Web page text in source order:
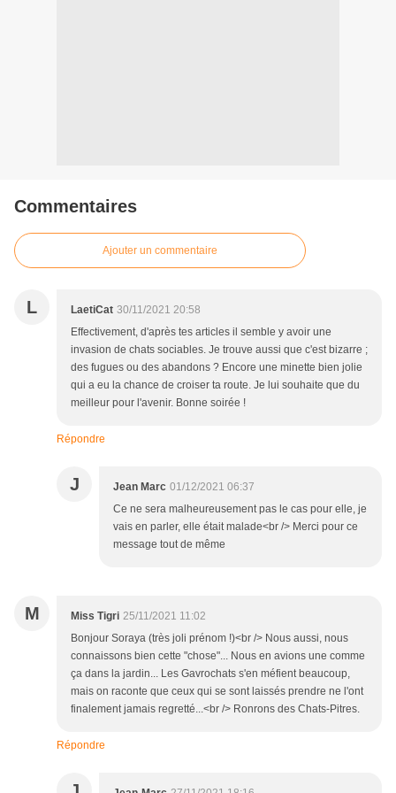
Commentaires
Ajouter un commentaire
L LaetiCat 30/11/2021 20:58
Effectivement, d'après tes articles il semble y avoir une
invasion de chats sociables. Je trouve aussi que c'est bizarre ;
des fugues ou des abandons ? Encore une minette bien jolie
qui a eu la chance de croiser ta route. Je lui souhaite que du
meilleur pour l'avenir. Bonne soirée !
Répondre
J Jean Marc 01/12/2021 06:37
Ce ne sera malheureusement pas le cas pour elle, je
vais en parler, elle était malade<br /> Merci pour ce
message tout de même
M Miss Tigri 25/11/2021 11:02
Bonjour Soraya (très joli prénom !)<br /> Nous aussi, nous
connaissons bien cette "chose"... Nous en avions une comme
ça dans la jardin... Les Gavrochats s'en méfient beaucoup,
mais on raconte que ceux qui se sont laissés prendre ne l'ont
finalement jamais regretté...<br /> Ronrons des Chats-Pitres.
Répondre